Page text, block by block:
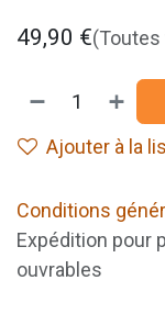
49,90 €
Ajouter à la
Conditions
Expédition pour
ouvrables